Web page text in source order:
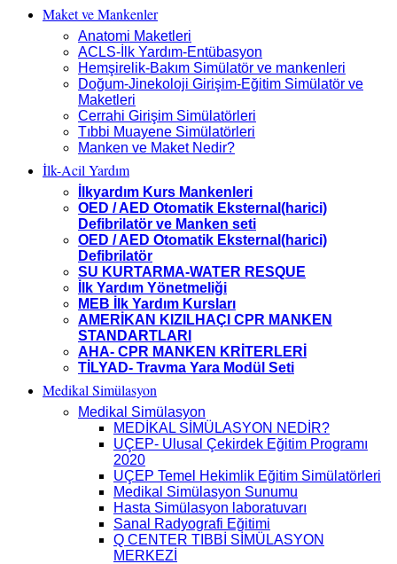
Maket ve Mankenler
Anatomi Maketleri
ACLS-İlk Yardım-Entübasyon
Hemşirelik-Bakım Simülatör ve mankenleri
Doğum-Jinekoloji Girişim-Eğitim Simülatör ve
Maketleri
Cerrahi Girişim Simülatörleri
Tıbbi Muayene Simülatörleri
Manken ve Maket Nedir?
İlk-Acil Yardım
İlkyardım Kurs Mankenleri
OED / AED Otomatik Eksternal(harici)
Defibrilatör ve Manken seti
OED / AED Otomatik Eksternal(harici)
Defibrilatör
SU KURTARMA-WATER RESQUE
İlk Yardım Yönetmeliği
MEB İlk Yardım Kursları
AMERİKAN KIZILHAÇI CPR MANKEN
STANDARTLARI
AHA- CPR MANKEN KRİTERLERİ
TİLYAD- Travma Yara Modül Seti
Medikal Simülasyon
Medikal Simülasyon
MEDİKAL SİMÜLASYON NEDİR?
UÇEP- Ulusal Çekirdek Eğitim Programı
2020
UÇEP Temel Hekimlik Eğitim Simülatörleri
Medikal Simülasyon Sunumu
Hasta Simülasyon laboratuvarı
Sanal Radyografi Eğitimi
Q CENTER TIBBİ SİMÜLASYON
MERKEZİ